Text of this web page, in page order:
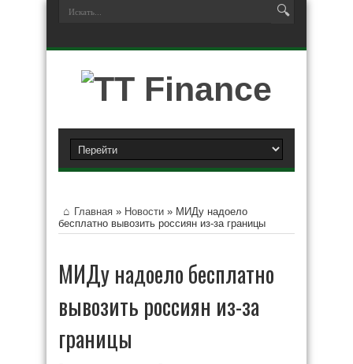
Главная » Новости » МИДу надоело
бесплатно вывозить россиян из-за границы
МИДу надоело бесплатно
вывозить россиян из-за
границы